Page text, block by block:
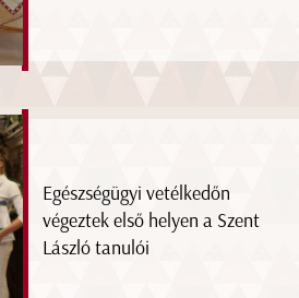
Egészségügyi vetélkedőn
végeztek első helyen a Szent
László tanulói